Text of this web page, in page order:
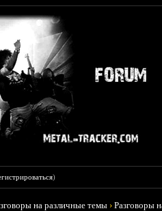
)
на различные темы ›Разговоры